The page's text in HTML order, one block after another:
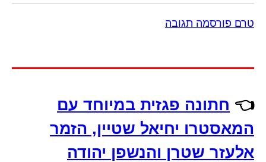
טרם פורסמה תגובה
👈 חתונה פגזית במיוחד עם
המאסטרו יחיאל שטיין, הזמר
אלעזר שטרן והנשפן יהודה